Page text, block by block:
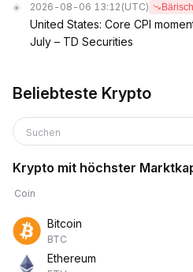
2026-08-06 13:12 (UTC) Bärisch
United States: Core CPI
July – TD Securities
Beliebteste Krypto
Suchen
Krypto mit höchster
Coin
Bitcoin
BTC
Ethereum